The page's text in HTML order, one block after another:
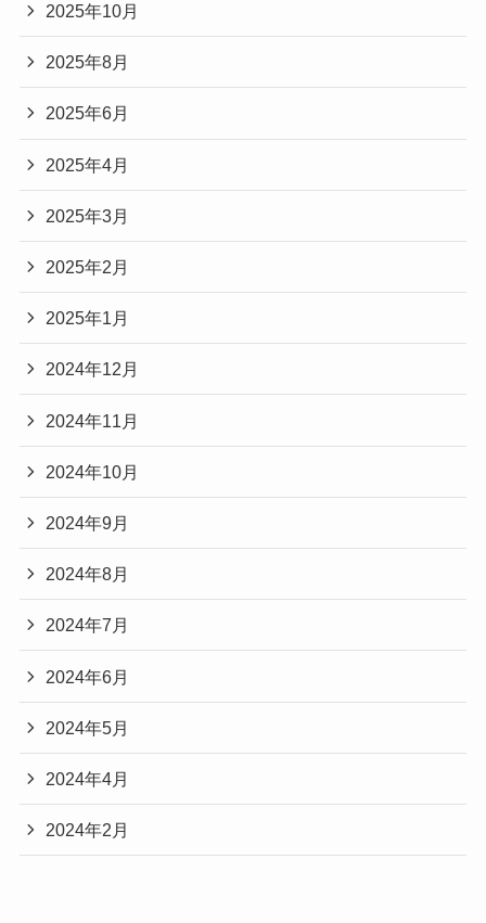
2025年10月
2025年8月
2025年6月
2025年4月
2025年3月
2025年2月
2025年1月
2024年12月
2024年11月
2024年10月
2024年9月
2024年8月
2024年7月
2024年6月
2024年5月
2024年4月
2024年2月